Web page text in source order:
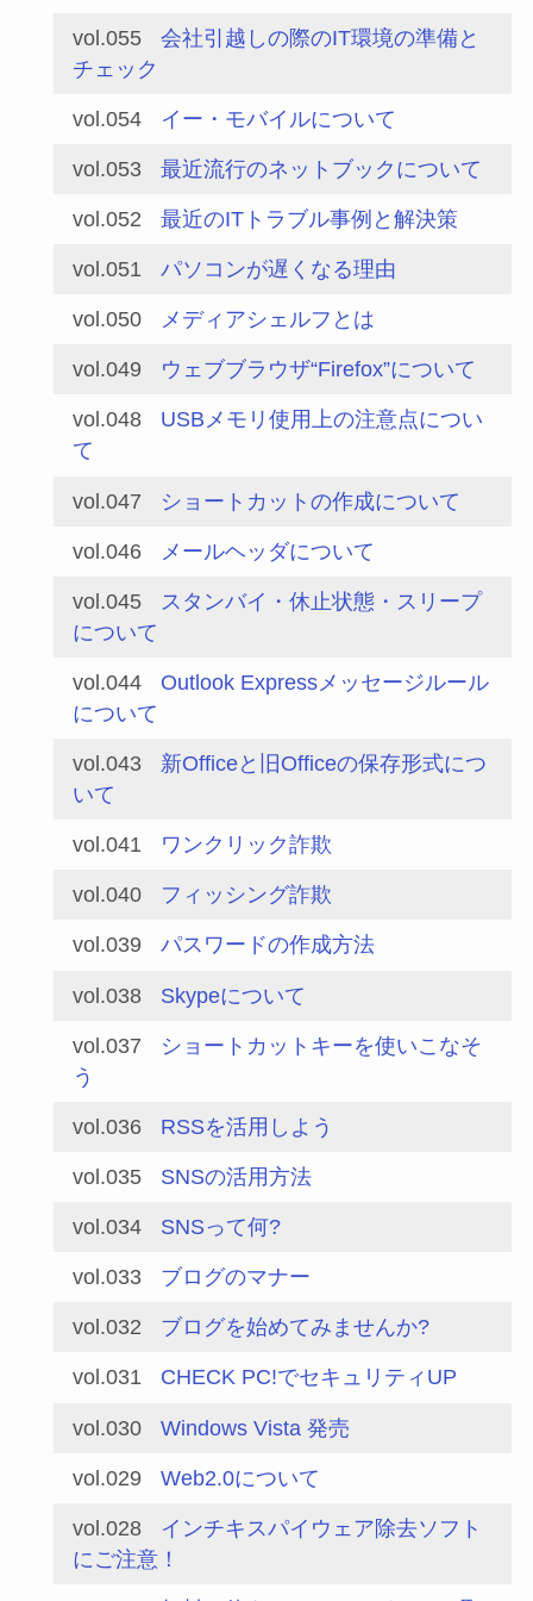
vol.055
会社引越しの際のIT環境の準備と
チェック
vol.054 イー・モバイルについて
vol.053 最近流行のネットブックについて
vol.052 最近のITトラブル事例と解決策
vol.051 パソコンが遅くなる理由
vol.050 メディアシェルフとは
vol.049 ウェブブラウザ“Firefox”について
vol.048
USBメモリ使用上の注意点につい
て
vol.047 ショートカットの作成について
vol.046 メールヘッダについて
vol.045
スタンバイ・休止状態・スリープ
について
vol.044
Outlook Expressメッセージルール
について
vol.043
新Officeと旧Officeの保存形式につ
いて
vol.041 ワンクリック詐欺
vol.040 フィッシング詐欺
vol.039 パスワードの作成方法
vol.038 Skypeについて
vol.037
ショートカットキーを使いこなそ
う
vol.036 RSSを活用しよう
vol.035 SNSの活用方法
vol.034 SNSって何?
vol.033 ブログのマナー
vol.032 ブログを始めてみませんか?
vol.031 CHECK PC!でセキュリティUP
vol.030 Windows Vista 発売
vol.029 Web2.0について
vol.028
インチキスパイウェア除去ソフト
にご注意！